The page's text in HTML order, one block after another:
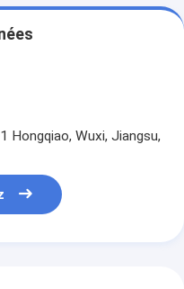
Hongqiao, Wuxi, Jiangsu,